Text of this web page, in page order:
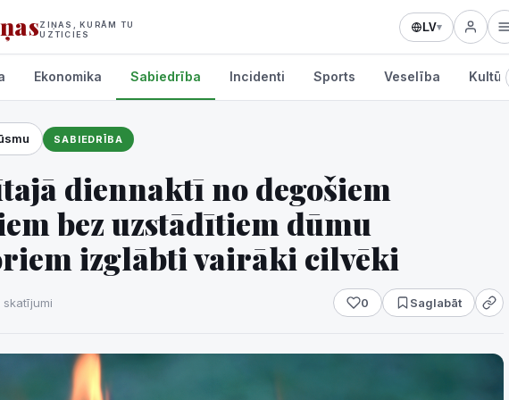
ZIŅAS, KURĀM TU
UZTICIES
LV▾
Ekonomika Sabiedrība Incidenti Sports Veselība Kultūra
SABIEDRĪBA
diennaktī no degošiem
bez uzstādītiem dūmu
izglābti vairāki cilvēki
skatījumi 0 Saglabāt